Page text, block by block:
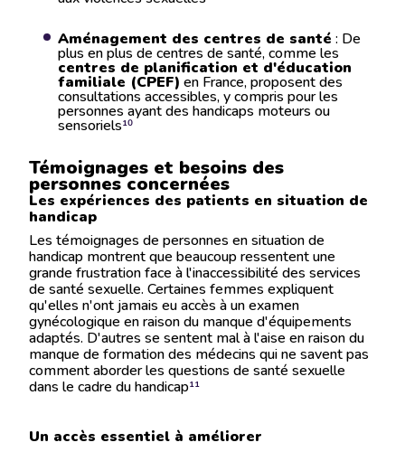
Aménagement des centres de santé : De
plus en plus de centres de santé, comme les
centres de planification et d'éducation
familiale (CPEF) en France, proposent des
consultations accessibles, y compris pour les
personnes ayant des handicaps moteurs ou
sensoriels​¹⁰
Témoignages et besoins des
personnes concernées
Les expériences des patients en situation de
handicap
Les témoignages de personnes en situation de
handicap montrent que beaucoup ressentent une
grande frustration face à l'inaccessibilité des services
de santé sexuelle. Certaines femmes expliquent
qu'elles n'ont jamais eu accès à un examen
gynécologique en raison du manque d'équipements
adaptés. D'autres se sentent mal à l'aise en raison du
manque de formation des médecins qui ne savent pas
comment aborder les questions de santé sexuelle
dans le cadre du handicap​¹¹
Un accès essentiel à améliorer